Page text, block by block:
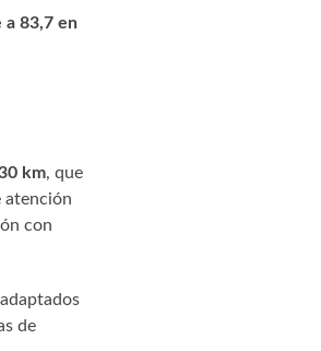
a 83,7 en
km, que
con
de